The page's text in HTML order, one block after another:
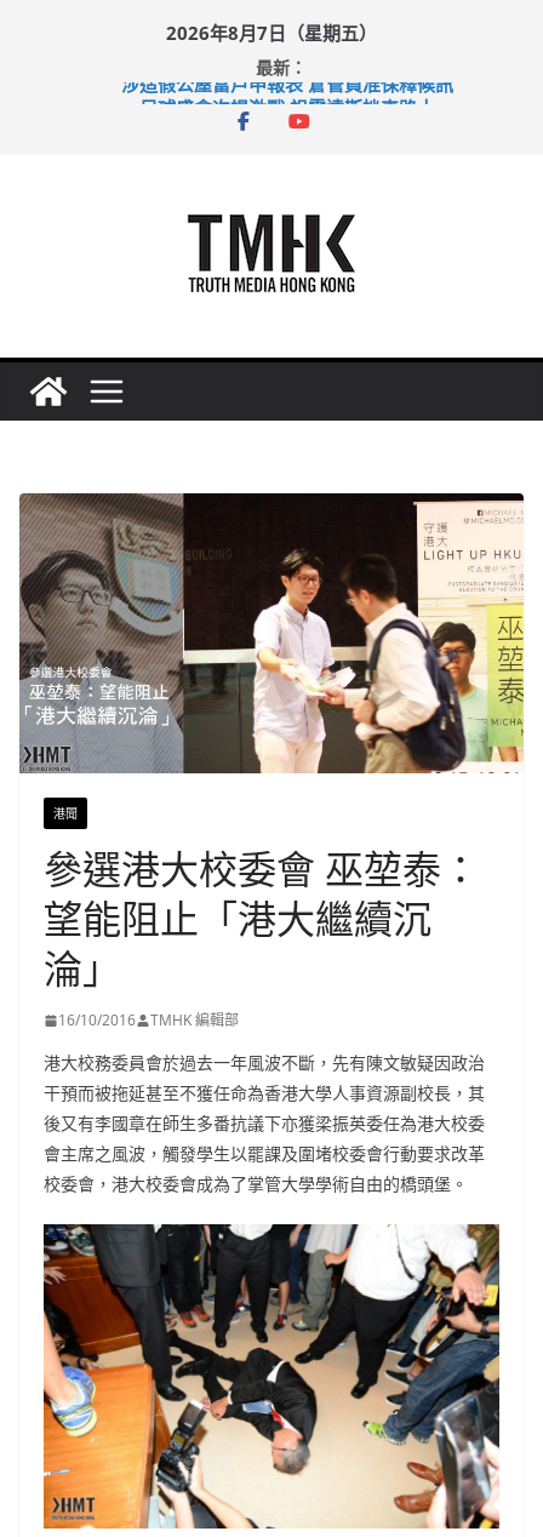
2026年8月7日（星期五）
最新：
涉造假公屋富戶申報表 倉管員准保釋候訊
足球盛會次場激戰 祖雲達斯挫車路士
港聞
參選港大校委會 巫堃泰：
望能阻止「港大繼續沉
淪」
16/10/2016 TMHK 編輯部
港大校務委員會於過去一年風波不斷，先有陳文敏疑因政治
干預而被拖延甚至不獲任命為香港大學人事資源副校長，其
後又有李國章在師生多番抗議下亦獲梁振英委任為港大校委
會主席之風波，觸發學生以罷課及圍堵校委會行動要求改革
校委會，港大校委會成為了掌管大學學術自由的橋頭堡。